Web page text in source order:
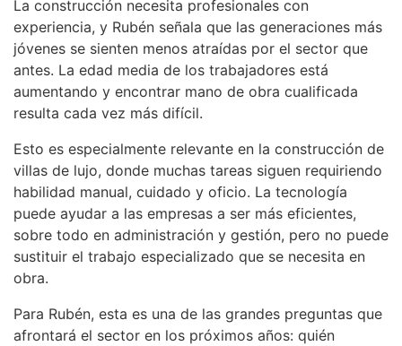
La construcción necesita profesionales con
experiencia, y Rubén señala que las generaciones más
jóvenes se sienten menos atraídas por el sector que
antes. La edad media de los trabajadores está
aumentando y encontrar mano de obra cualificada
resulta cada vez más difícil.
Esto es especialmente relevante en la construcción de
villas de lujo, donde muchas tareas siguen requiriendo
habilidad manual, cuidado y oficio. La tecnología
puede ayudar a las empresas a ser más eficientes,
sobre todo en administración y gestión, pero no puede
sustituir el trabajo especializado que se necesita en
obra.
Para Rubén, esta es una de las grandes preguntas que
afrontará el sector en los próximos años: quién